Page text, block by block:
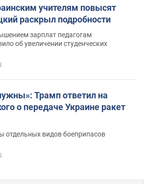
учителям повысят
раскрыл подробности
зарплат педагогам
об увеличении студенческих
Трамп ответил на
о передаче Украине ракет
отдельных видов боеприпасов